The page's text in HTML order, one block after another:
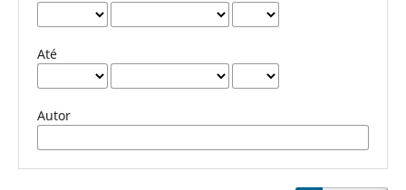
Até
Autor